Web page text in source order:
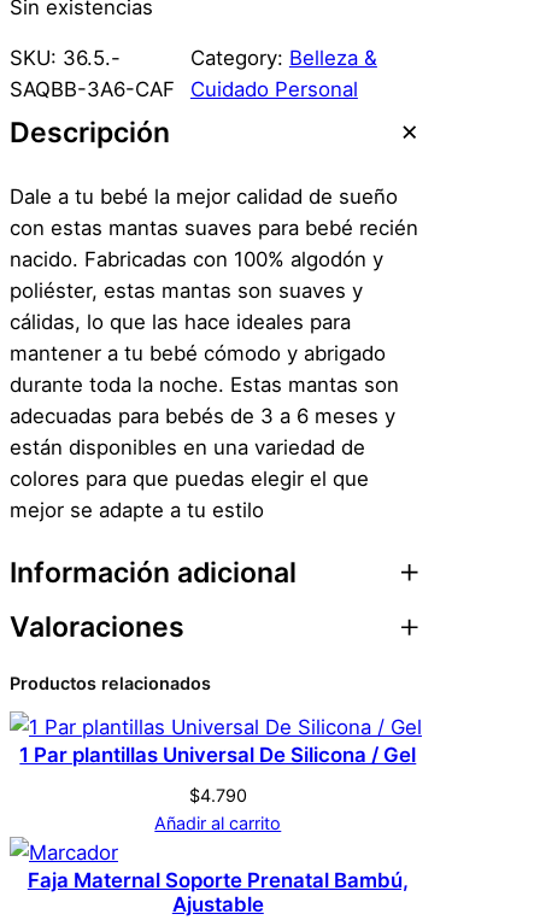
Sin existencias
SKU: 36.5.-
SAQBB-3A6-CAF
Category: Belleza &
Cuidado Personal
Descripción
Dale a tu bebé la mejor calidad de sueño
con estas mantas suaves para bebé recién
nacido. Fabricadas con 100% algodón y
poliéster, estas mantas son suaves y
cálidas, lo que las hace ideales para
mantener a tu bebé cómodo y abrigado
durante toda la noche. Estas mantas son
adecuadas para bebés de 3 a 6 meses y
están disponibles en una variedad de
colores para que puedas elegir el que
mejor se adapte a tu estilo
Información adicional
Atributos
Dimensiones
Marca Genérica
Color
Valoraciones
0 valoraciones en
Saquito De Dormir
Para Bebé Recién
Nacido – Café – 3 A 6m
No hay valoraciones aún. Solo los usuarios
Productos relacionados
1 Par plantillas Universal De Silicona / Gel
$4.790
Añadir al carrito
Faja Maternal Soporte Prenatal Bambú,
Ajustable